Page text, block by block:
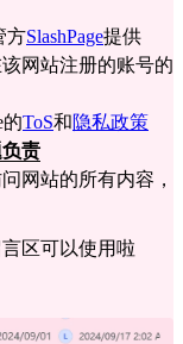
方SlashPage提供
网站注册的账号的
ToS和隐私政策
责
网站的所有内容，
区可以使用啦